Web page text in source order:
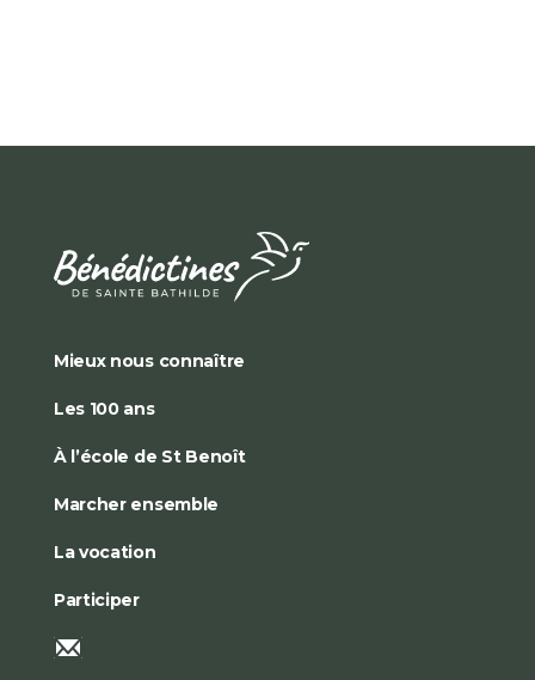
Mieux nous connaître
Les 100 ans
À l’école de St Benoît
Marcher ensemble
La vocation
Participer